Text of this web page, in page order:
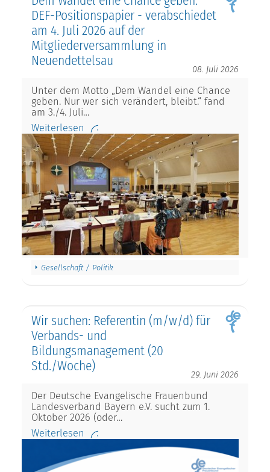
DEF-Positionspapier - verabschiedet
am 4. Juli 2026 auf der
Mitgliederversammlung in
Neuendettelsau
08. Juli 2026
Unter dem Motto „Dem Wandel eine Chance
geben. Nur wer sich verändert, bleibt.“ fand
am 3./4. Juli…
Weiterlesen
Gesellschaft / Politik
Wir suchen: Referentin (m/w/d) für
Verbands- und
Bildungsmanagement (20
Std./Woche)
29. Juni 2026
Der Deutsche Evangelische Frauenbund
Landesverband Bayern e.V. sucht zum 1.
Oktober 2026 (oder…
Weiterlesen